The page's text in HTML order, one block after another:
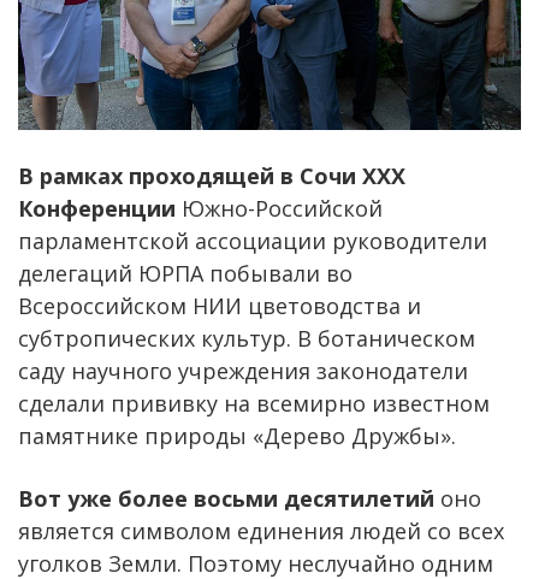
В рамках проходящей в Сочи XXX
Конференции Южно-Российской
парламентской ассоциации руководители
делегаций ЮРПА побывали во
Всероссийском НИИ цветоводства и
субтропических культур. В ботаническом
саду научного учреждения законодатели
сделали прививку на всемирно известном
памятнике природы «Дерево Дружбы».
Вот уже более восьми десятилетий оно
является символом единения людей со всех
уголков Земли. Поэтому неслучайно одним